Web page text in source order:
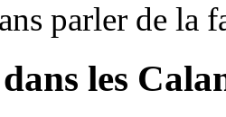
parler de la
les